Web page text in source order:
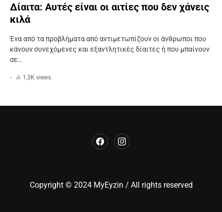
Δίαιτα: Αυτές είναι οι αιτίες που δεν χάνεις
κιλά
Ένα από τα προβλήματα από αντιμετωπίζουν οι άνθρωποι που
κάνουν συνεχόμενες και εξαντλητικές δίαιτες ή που μπαίνουν
σε…
1,3K views
Copyright © 2024 MyEyzin / All rights reserved